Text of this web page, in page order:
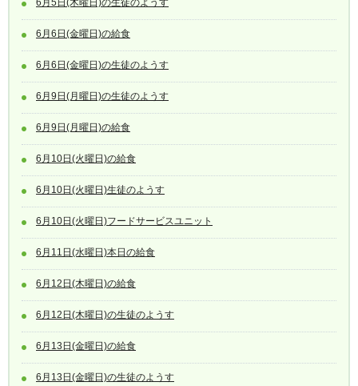
6月5日(木曜日)の生徒のようす
6月6日(金曜日)の給食
6月6日(金曜日)の生徒のようす
6月9日(月曜日)の生徒のようす
6月9日(月曜日)の給食
6月10日(火曜日)の給食
6月10日(火曜日)生徒のようす
6月10日(火曜日)フードサービスユニット
6月11日(水曜日)本日の給食
6月12日(木曜日)の給食
6月12日(木曜日)の生徒のようす
6月13日(金曜日)の給食
6月13日(金曜日)の生徒のようす